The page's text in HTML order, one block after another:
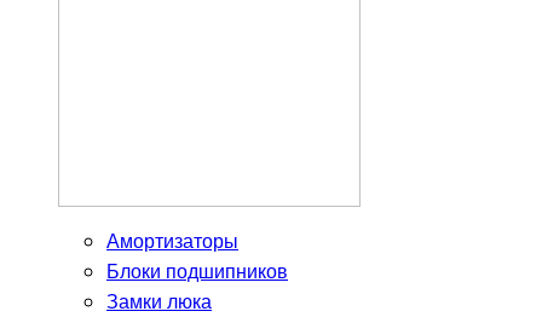
Амортизаторы
Блоки подшипников
Замки люка